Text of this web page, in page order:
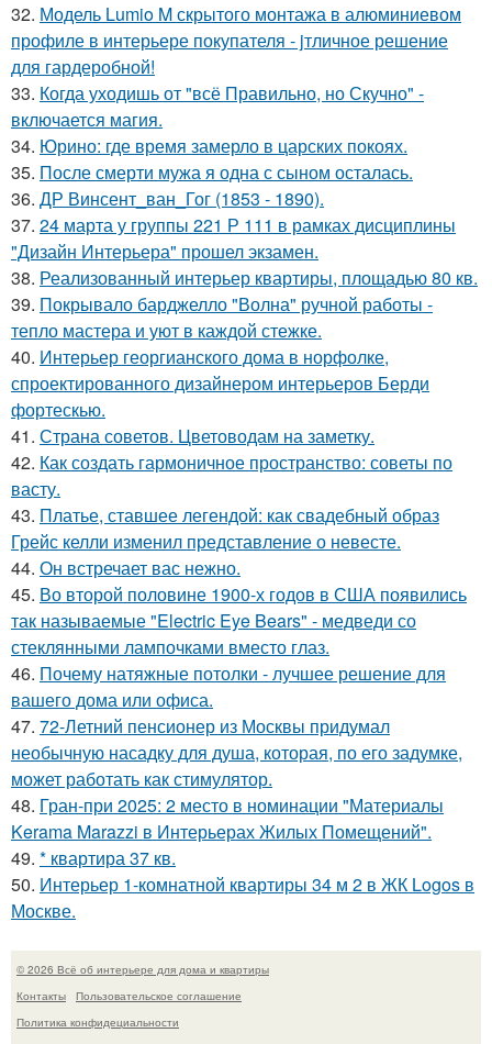
32. Модель Lumio M скрытого монтажа в алюминиевом
профиле в интерьере покупателя - jтличное решение
для гардеробной!
33. Когда уходишь от "всё Правильно, но Скучно" -
включается магия.
34. Юрино: где время замерло в царских покоях.
35. После смерти мужа я одна с сыном осталась.
36. ДР Винсент_ван_Гог (1853 - 1890).
37. 24 марта у группы 221 Р 111 в рамках дисциплины
"Дизайн Интерьера" прошел экзамен.
38. Реализованный интерьер квартиры, площадью 80 кв.
39. Покрывало барджелло "Волна" ручной работы -
тепло мастера и уют в каждой стежке.
40. Интерьер георгианского дома в норфолке,
спроектированного дизайнером интерьеров Берди
фортескью.
41. Страна советов. Цветоводам на заметку.
42. Как создать гармоничное пространство: советы по
васту.
43. Платье, ставшее легендой: как свадебный образ
Грейс келли изменил представление о невесте.
44. Он встречает вас нежно.
45. Во второй половине 1900-х годов в США появились
так называемые "Electric Eye Bears" - медведи со
стеклянными лампочками вместо глаз.
46. Почему натяжные потолки - лучшее решение для
вашего дома или офиса.
47. 72-Летний пенсионер из Москвы придумал
необычную насадку для душа, которая, по его задумке,
может работать как стимулятор.
48. Гран-при 2025: 2 место в номинации "Материалы
Kerama Marazzi в Интерьерах Жилых Помещений".
49. * квартира 37 кв.
50. Интерьер 1-комнатной квартиры 34 м 2 в ЖК Logos в
Москве.
© 2026 Всё об интерьере для дома и квартиры
Контакты
Пользовательское соглашение
Политика конфидециальности